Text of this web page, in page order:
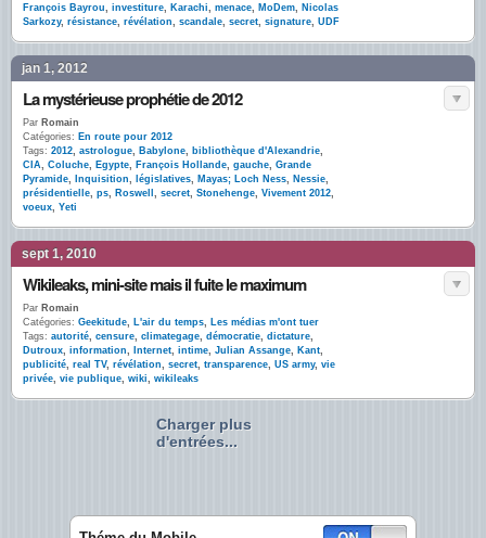
François Bayrou, investiture, Karachi, menace, MoDem, Nicolas
Sarkozy, résistance, révélation, scandale, secret, signature, UDF
jan 1, 2012
La mystérieuse prophétie de 2012
Par Romain
Catégories: En route pour 2012
Tags: 2012, astrologue, Babylone, bibliothèque d'Alexandrie,
CIA, Coluche, Egypte, François Hollande, gauche, Grande
Pyramide, Inquisition, législatives, Mayas; Loch Ness, Nessie,
présidentielle, ps, Roswell , secret, Stonehenge, Vivement 2012,
voeux, Yeti
sept 1, 2010
Wikileaks, mini-site mais il fuite le maximum
Par Romain
Catégories: Geekitude, L'air du temps, Les médias m'ont tuer
Tags: autorité, censure, climategage, démocratie, dictature,
Dutroux, information, Internet, intime, Julian Assange, Kant,
publicité, real TV, révélation, secret, transparence, US army, vie
privée, vie publique, wiki, wikileaks
Charger plus
d'entrées...